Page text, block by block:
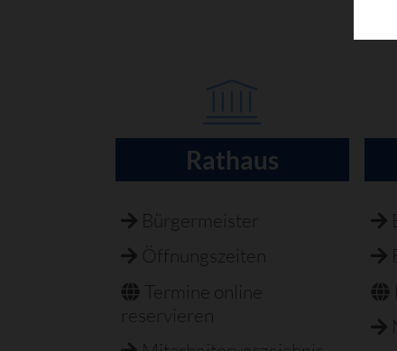
Rathaus
Bürgermeister
Öffnungszeiten
Termine online
reservieren